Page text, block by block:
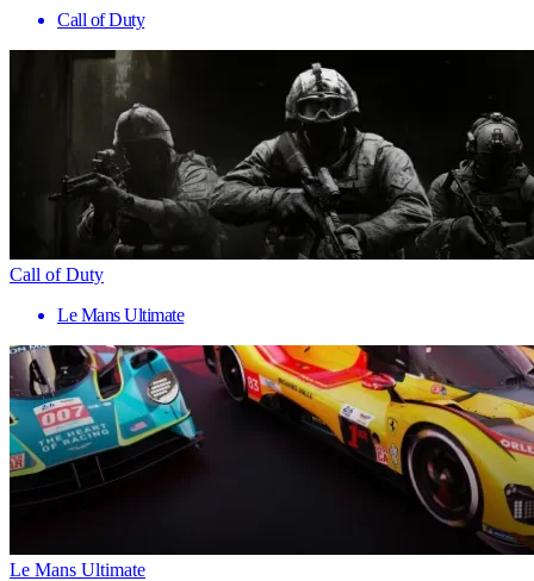
Call of Duty
Call of Duty
Le Mans Ultimate
Le Mans Ultimate